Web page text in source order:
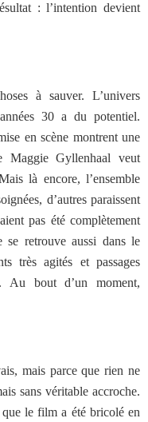
: l’intention devient
à sauver. L’univers
30 a du potentiel.
en scène montrent une
Maggie Gyllenhaal veut
là encore, l’ensemble
d’autres paraissent
pas été complètement
se retrouve aussi dans le
très agités et passages
Au bout d’un moment,
mais parce que rien ne
sans véritable accroche.
le film a été bricolé en